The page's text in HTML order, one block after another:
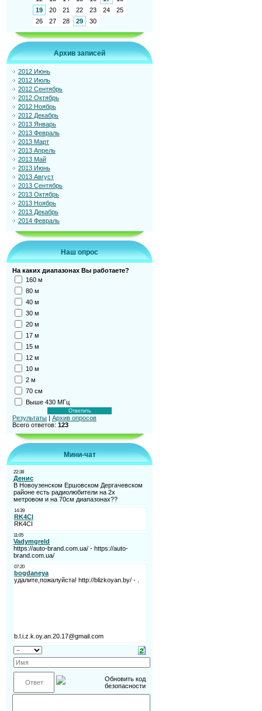
19
20 21 22 23 24
25
26
27 28 29 30
Архив записей
2012 Июнь
2012 Июль
2012 Сентябрь
2012 Октябрь
2012 Ноябрь
2012 Декабрь
2013 Январь
2013 Февраль
2013 Март
2013 Апрель
2013 Май
2013 Июнь
2013 Август
2013 Сентябрь
2013 Октябрь
2013 Ноябрь
2013 Декабрь
2014 Февраль
Наш опрос
На каких диапазонах Вы работаете?
160 м
80 м
40 м
30 м
20 м
17 м
15 м
12 м
10 м
2 м
70 см
Выше 430 МГц
Результаты | Архив опросов
Всего ответов: 123
Мини-чат